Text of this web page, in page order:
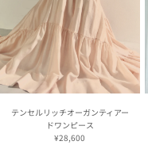
テンセルリッチオーガンティアー
ドワンピース
¥28,600